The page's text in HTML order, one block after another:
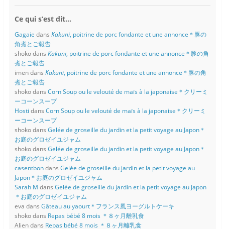
Ce qui s’est dit…
Gagaie dans Kakuni, poitrine de porc fondante et une annonce＊豚の
角煮とご報告
shokodans Kakuni, poitrine de porc fondante et une annonce＊豚の角
煮とご報告
imendans Kakuni, poitrine de porc fondante et une annonce＊豚の角
煮とご報告
shokodans Corn Soup ou le velouté de maïs à la japonaise＊クリーミ
ーコーンスープ
Hosti dans Corn Soup ou le velouté de maïs à la japonaise＊クリーミ
ーコーンスープ
shokodans Gelée de groseille du jardin et la petit voyage au Japon＊
お庭のグロゼイユジャム
shokodans Gelée de groseille du jardin et la petit voyage au Japon＊
お庭のグロゼイユジャム
casentbondans Gelée de groseille du jardin et la petit voyage au
Japon＊お庭のグロゼイユジャム
Sarah M dans Gelée de groseille du jardin et la petit voyage au Japon
＊お庭のグロゼイユジャム
eva dans Gâteau au yaourt＊フランス風ヨーグルトケーキ
shokodans Repas bébé 8 mois ＊８ヶ月離乳食
Aliendans Repas bébé 8 mois ＊８ヶ月離乳食